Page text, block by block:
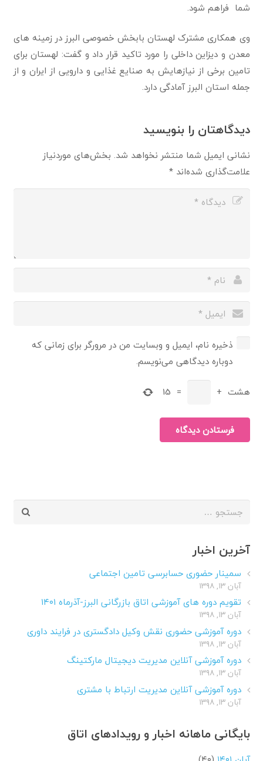
شما فراهم شود.
وی همکاری مشترک لهستان بابخش خصوصی البرز در زمینه های
معدن و دیزاین داخلی را مورد تاکید قرار داد و گفت: لهستان برای
تامین برخی از نیازهایش به صنایع غذایی و دارویی از ایران و از
جمله استان البرز آمادگی دارد.
دیدگاهتان را بنویسید
نشانی ایمیل شما منتشر نخواهد شد. بخش‌های موردنیاز
علامت‌گذاری شده‌اند*
ذخیره نام، ایمیل و وبسایت من در مرورگر برای زمانی که
دوباره دیدگاهی می‌نویسم.
هشت +
=
15
فرستادن دیدگاه
جستجو
آخرین اخبار
سمینار حضوری حسابرسی تامین اجتماعی
آبان ۱۳, ۱۳۹۸
تقویم دوره های آموزشی اتاق بازرگانی البرز-آذرماه ۱۴۰۱
آبان ۱۳, ۱۳۹۸
دوره آموزشی حضوری نقش وکیل دادگستری در فرایند داوری
آبان ۱۳, ۱۳۹۸
دوره آموزشی آنلاین مدیریت دیجیتال مارکتینگ
آبان ۱۳, ۱۳۹۸
دوره آموزشی آنلاین مدیریت ارتباط با مشتری
آبان ۱۳, ۱۳۹۸
بایگانی ماهانه اخبار و رویدادهای اتاق